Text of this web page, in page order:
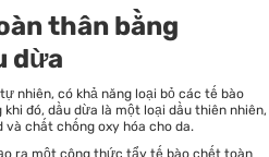
thân bằng
dừa
nhiên, có khả năng loại bỏ các tế bào
đó, dầu dừa là một loại dầu thiên nhiên,
và chất chống oxy hóa cho da.